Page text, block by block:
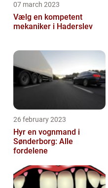
07 march 2023
Vælg en kompetent
mekaniker i Haderslev
26 february 2023
Hyr en vognmand i
Sønderborg: Alle
fordelene